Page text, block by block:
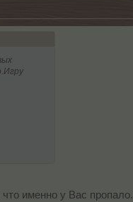
именно у Вас пропало.